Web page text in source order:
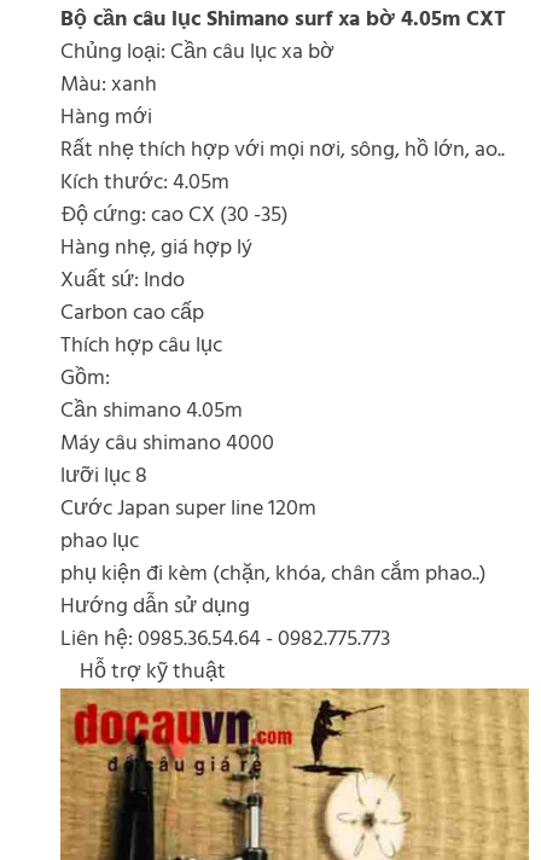
Bộ cần câu lục Shimano surf xa bờ 4.05m CXT
Chủng loại: Cần câu lục xa bờ
Màu: xanh
Hàng mới
Rất nhẹ thích hợp với mọi nơi, sông, hồ lớn, ao..
Kích thước: 4.05m
Độ cứng: cao CX (30 -35)
Hàng nhẹ, giá hợp lý
Xuất sứ: Indo
Carbon cao cấp
Thích hợp câu lục
Gồm:
Cần shimano 4.05m
Máy câu shimano 4000
lưỡi lục 8
Cước Japan super line 120m
phao lục
phụ kiện đi kèm (chặn, khóa, chân cắm phao..)
Hướng dẫn sử dụng
Liên hệ: 0985.36.54.64 - 0982.775.773
Hỗ trợ kỹ thuật